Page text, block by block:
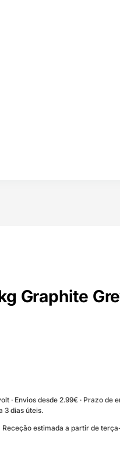
Graphite
· Envios desde 2.99€ · Prazo de
3 dias úteis.
Receção estimada a partir de